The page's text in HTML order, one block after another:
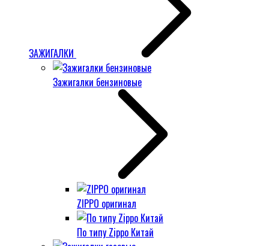
ЗАЖИГАЛКИ
Зажигалки бензиновые
ZIPPO оригинал
По типу Zippo Китай